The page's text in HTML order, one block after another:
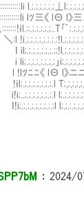
lﾂ三《 lΘ l》
:::::::!ｉ
:l
li;.;.;.;.;.;.;.;
ﾆ《 lΘ l
： 2024/